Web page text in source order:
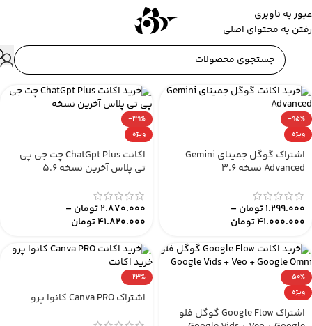
عبور به ناوبری
رفتن به محتوای اصلی
-95%
ویژه
اشتراک گوگل جمینای Gemini
Advanced نسخه 3.6
1.299.000تومان –
41.000.000تومان
-39%
ویژه
اکانت ChatGpt Plus چت جی پی
تی پلاس آخرین نسخه ۵.۶
2.870.000تومان –
41.820.000تومان
-50%
ویژه
اشتراک Google Flow گوگل فلو
-23%
اشتراک Canva PRO کانوا پرو